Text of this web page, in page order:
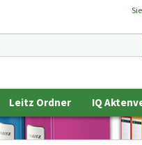
Leitz Ordner IQ